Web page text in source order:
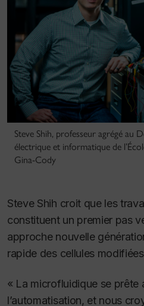
Steve Shih, professeur agrégé au
électrique et informatique de
Gina-Cody
Steve Shih croit que les
constituent un premier pas
approche nouvelle
rapide des cellules
« La microfluidique se prête
l’automatisation, et nous